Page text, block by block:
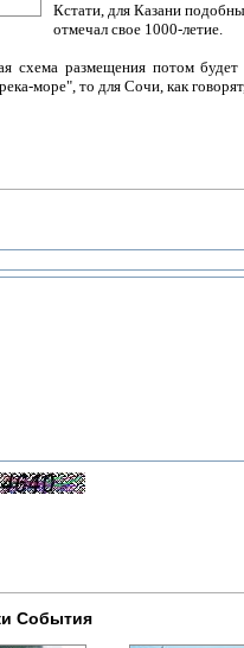
Кстати, для Казани
отмечал свое 1000-летие.
схема размещения потом
море", то для Сочи, как
События